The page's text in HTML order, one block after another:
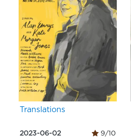
Translations
2023-06-02 9/10